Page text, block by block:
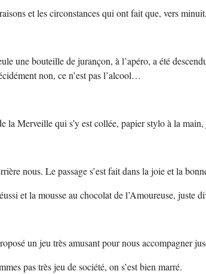
et les circonstances qui ont fait que, vers
une bouteille de jurançon, à l’apéro, a été
non, ce n’est pas l’alcool…
la Merveille qui s’y est collée, papier stylo à la
nous. Le passage s’est fait dans la joie et la
et la mousse au chocolat de l’Amoureuse, juste
un jeu très amusant pour nous accompagner
pas très jeu de société, on s’est bien marré.